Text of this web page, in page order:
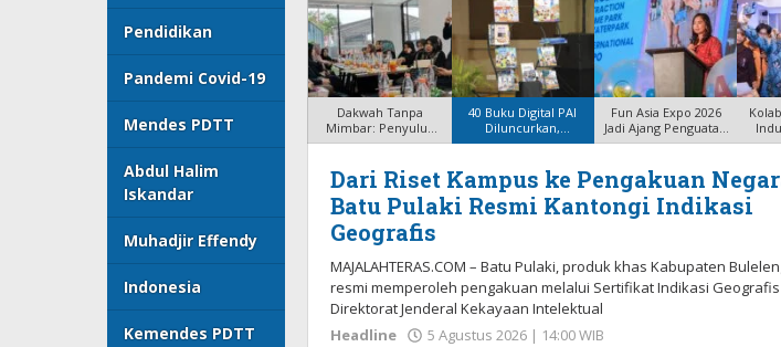
Pendidikan
Pandemi Covid-19
Mendes PDTT
Abdul Halim
Iskandar
Muhadjir Effendy
Indonesia
Kemendes PDTT
Dakwah Tanpa
Mimbar: Penyuluh
Agama Aceh Bara
40 Buku Digital PAI
Diluncurkan,
Kemenag Anda
Fun Asia Expo 2026
Jadi Ajang Penguatan
Indus
Majalah
Teras
Dari Riset Kampus ke Pengakuan
Batu Pulaki Resmi Kantongi Indikasi
Geografis
MAJALAHTERAS.COM – Batu Pulaki, produk khas Kabupaten
resmi memperoleh pengakuan melalui Sertifikat Indikasi Geografis
Direktorat Jenderal Kekayaan Intelektual
Headline
5 Agustus 2026 | 14:00 WIB